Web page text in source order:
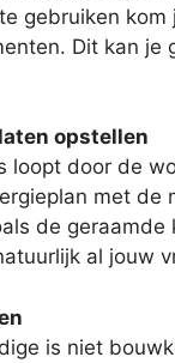
gebruiken
Dit kan
opstellen
loopt door de
met de
de
al jouw
is niet